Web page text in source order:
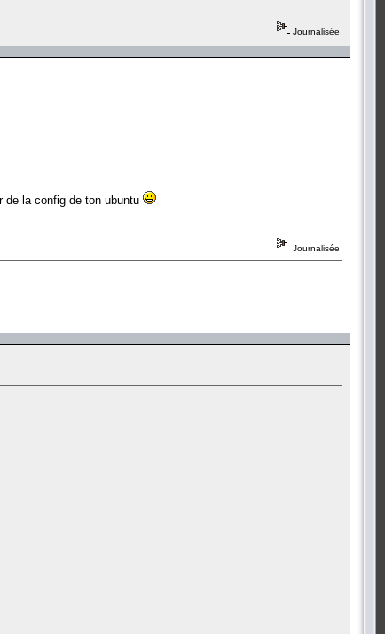
Journalisée
la config de ton ubuntu
Journalisée